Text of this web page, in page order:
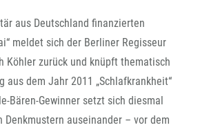
aus Deutschland finanzierten
meldet sich der Berliner Regisseur
Köhler zurück und knüpft thematisch
aus dem Jahr 2011 „Schlafkrankheit“
Bären-Gewinner setzt sich diesmal
Denkmustern auseinander – vor dem